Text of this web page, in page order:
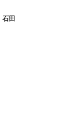
田